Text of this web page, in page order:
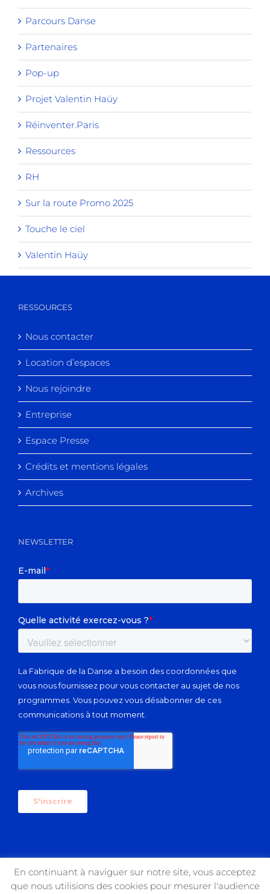
Parcours Danse
Partenaires
Pop-up
Projet Valentin Haüy
Réinventer.Paris
Ressources
RH
Sur la route Promo 2025
Touche le ciel
Valentin Haüy
RESSOURCES
Nous contacter
Location d’espaces
Nous rejoindre
Entreprise
Espace Presse
Crédits et mentions légales
Archives
NEWSLETTER
En continuant à naviguer sur notre site, vous acceptez
que nous utilisions des cookies pour mesurer l'audience